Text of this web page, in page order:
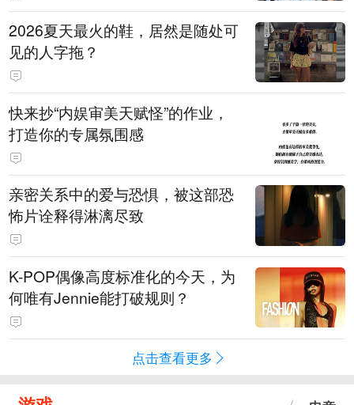
2026夏天最火的鞋，居然是随处可
见的人字拖？
快来抄“内娱审美天赋怪”的作业，
打造你的专属氛围感
亲密关系中的爱与恐惧，被这部恐
怖片诠释得淋漓尽致
K-POP偶像高度标准化的今天，为
何唯有Jennie能打破规则？
点击查看更多